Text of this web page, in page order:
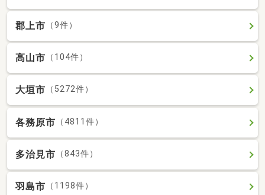
郡上市 （9件）
高山市 （104件）
大垣市 （5272件）
各務原市 （4811件）
多治見市 （843件）
羽島市 （1198件）